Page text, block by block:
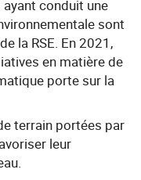
conduit une
sont
la RSE. En 2021,
en matière de
porte sur la
terrain portées par
leur